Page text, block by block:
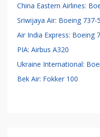
China Eastern Airlines:
Sriwijaya Air: Boeing 737-
Air India Express: Boeing
PIA: Airbus A320
Ukraine International:
Bek Air: Fokker 100